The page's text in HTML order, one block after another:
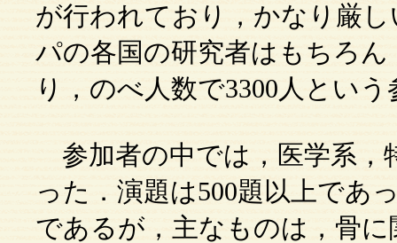
が行われており，かなり厳
パの各国の研究者はもちろ
り，のべ人数で3300人とい
参加者の中では，医学系，
った．演題は500題以上であ
であるが，主なものは，骨